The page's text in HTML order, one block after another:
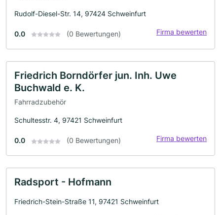
Rudolf-Diesel-Str. 14, 97424 Schweinfurt
0.0 (0 Bewertungen) Firma bewerten
Friedrich Borndörfer jun. Inh. Uwe
Buchwald e. K.
Fahrradzubehör
Schultesstr. 4, 97421 Schweinfurt
0.0 (0 Bewertungen) Firma bewerten
Radsport - Hofmann
Friedrich-Stein-Straße 11, 97421 Schweinfurt